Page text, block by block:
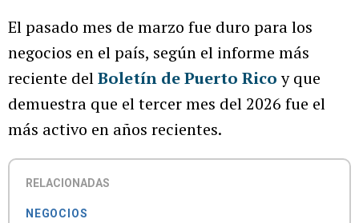
El pasado mes de marzo fue duro para los
negocios en el país, según el informe más
reciente delBoletín de Puerto Ricoy que
demuestra que el tercer mes del 2026 fue el
más activo en años recientes.
RELACIONADAS
NEGOCIOS